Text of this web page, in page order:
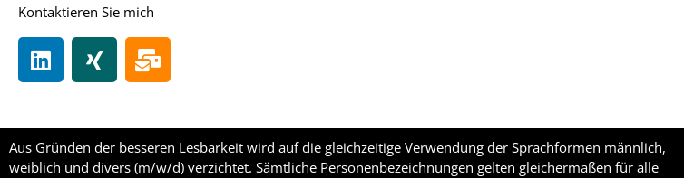
Kontaktieren Sie mich
Aus Gründen der besseren Lesbarkeit wird auf die gleichzeitige Verwendung der Sprachformen männlich,
weiblich und divers (m/w/d) verzichtet. Sämtliche Personenbezeichnungen gelten gleichermaßen für alle